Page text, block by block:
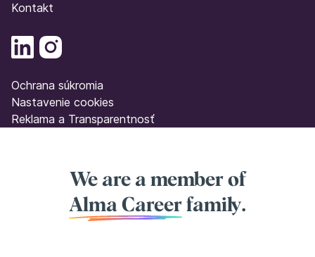
Kontakt
Ochrana súkromia
Nastavenie cookies
Reklama a Transparentnosť
We are a member of
Alma Career family.